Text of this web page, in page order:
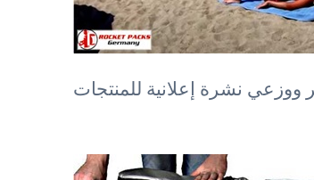
نشرة إعلانية للمنتجات